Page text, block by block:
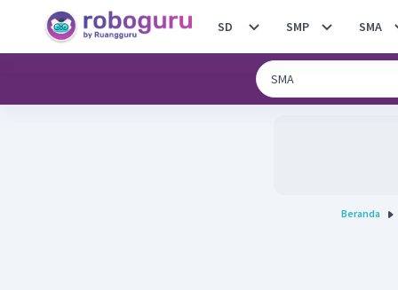
SD SMP SMA
Beranda